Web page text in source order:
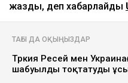
жазды, деп хабарлайды
ТАҒЫ ДА ОҚЫҢЫЗДАР
Түркия Ресей мен
шабуылды тоқтатуды